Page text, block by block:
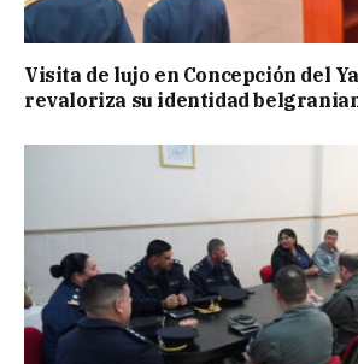
Visita de lujo en Concepción del
revaloriza su identidad